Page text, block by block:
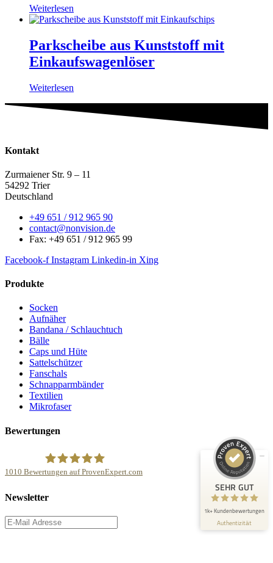
Weiterlesen
Parkscheibe aus Kunststoff mit
Einkaufswagenlöser
Weiterlesen
Kontakt
Zurmaiener Str. 9 – 11
54292 Trier
Deutschland
+49 651 / 912 965 90
contact@nonvision.de
Fax: +49 651 / 912 965 99
Facebook-f Instagram Linkedin-in Xing
Produkte
Socken
Aufnäher
Bandana / Schlauchtuch
Bälle
Caps und Hüte
Sattelschützer
Fanschals
Schnapparmbänder
Textilien
Mikrofaser
Bewertungen
NonvisioN Werbeproduktion GmbH &Co.KG
1010 Bewertungen auf ProvenExpert.com
Newsletter
SEHR GUT
1k+ Kundenbewertungen
Authentizität
824
Bewertungen auf
ProvenExpert.com
Bewertungen von 5
Blick aufs ProvenExpert-Profil werfen
31.7.2026